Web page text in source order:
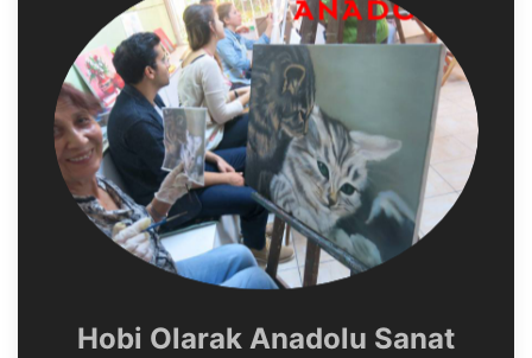
Hobi Olarak Anadolu Sanat